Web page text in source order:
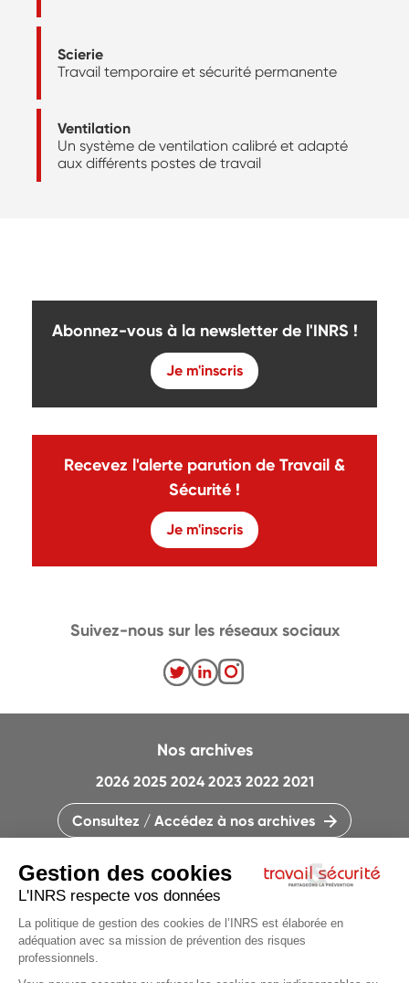
Scierie
Travail temporaire et sécurité permanente
Ventilation
Un système de ventilation calibré et adapté
aux différents postes de travail
Abonnez-vous à la newsletter de l'INRS !
Je m'inscris
Recevez l'alerte parution de Travail &
Sécurité !
Je m'inscris
CONTACTEZ LA RÉDACTION
QUI SOMMES-NOUS ?
Nos archives
2026 2025 2024 2023 2022 2021
Consultez / Accédez à nos archives
Suivez-nous sur les réseaux sociaux